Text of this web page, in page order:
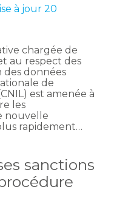
à jour 20
chargée de
au respect des
des données
de
est amenée à
les
nouvelle
rapidement…
sanctions